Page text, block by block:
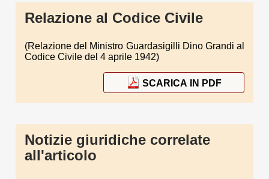
Relazione al Codice Civile
(Relazione del Ministro Guardasigilli Dino Grandi al
Codice Civile del 4 aprile 1942)
SCARICA IN PDF
Notizie giuridiche correlate
all'articolo